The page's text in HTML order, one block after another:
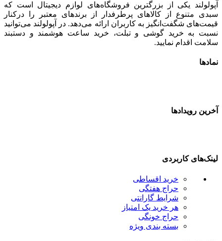
آپولولند یکی از بزرگترین فروشگاه‌های لوازم دیجیتال است که
سبدی متنوع از کالاهای پرطرفدار از برندهای معتبر را درکنار
قیمت‌های شگفت‌انگیز به کاربران ارائه می‌دهد. در آپولولند می‌توانید
نسبت به خرید گوشی و تبلت، خرید ساعت هوشمند و دستبند
سلامت اقدام نمایید.
نمادها
آخرین رویدادها
لینک‌های کاربردی
خرید اقساطی
حراج هفتگی
شرایط گارانتی
هر خرید یک امتیاز
حراج خونگی
بسته بندی ویژه